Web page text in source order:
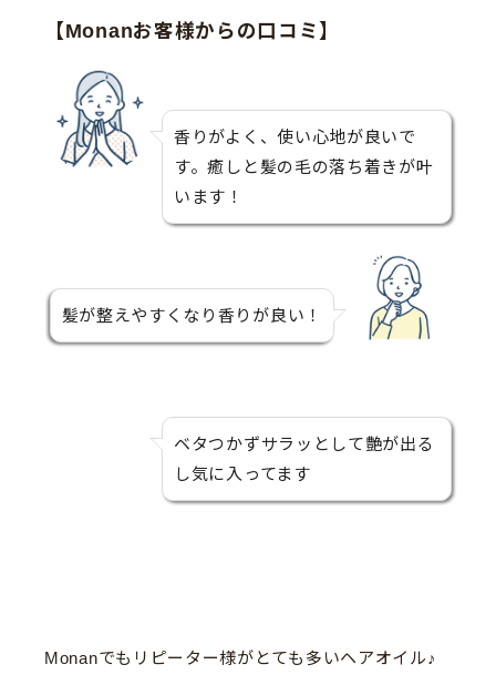
【Monanお客様からの口コミ】
香りがよく、使い心地が良いで
す。癒しと髪の毛の落ち着きが叶
います！
髪が整えやすくなり香りが良い！
ベタつかずサラッとして艶が出る
し気に入ってます
Monanでもリピーター様がとても多いヘアオイル♪